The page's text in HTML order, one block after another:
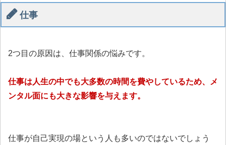
仕事
2つ目の原因は、仕事関係の悩みです。
仕事は人生の中でも大多数の時間を費やしているため、メ
ンタル面にも大きな影響を与えます。
仕事が自己実現の場という人も多いのではないでしょう